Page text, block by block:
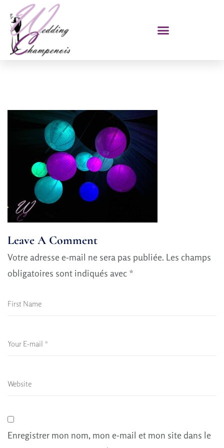
Leave A Comment
Votre adresse e-mail ne sera pas publiée. Les champs
obligatoires sont indiqués avec *
Enregistrer mon nom, mon e-mail et mon site dans le